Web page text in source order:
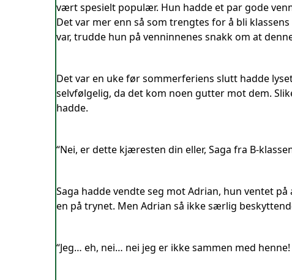
vært spesielt populær. Hun hadde et par gode
Det var mer enn så som trengtes for å bli
var, trudde hun på venninnenes snakk om at
Det var en uke før sommerferiens slutt hadde
selvfølgelig, da det kom noen gutter mot dem.
hadde.
“Nei, er dette kjæresten din eller, Saga fra B-
Saga hadde vendte seg mot Adrian, hun ventet
en på trynet. Men Adrian så ikke særlig
“Jeg… eh, nei… nei jeg er ikke sammen med